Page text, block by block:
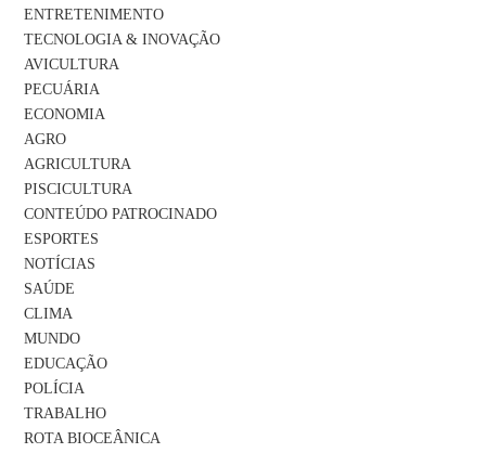
ENTRETENIMENTO
TECNOLOGIA & INOVAÇÃO
AVICULTURA
PECUÁRIA
ECONOMIA
AGRO
AGRICULTURA
PISCICULTURA
CONTEÚDO PATROCINADO
ESPORTES
NOTÍCIAS
SAÚDE
CLIMA
MUNDO
EDUCAÇÃO
POLÍCIA
TRABALHO
ROTA BIOCEÂNICA